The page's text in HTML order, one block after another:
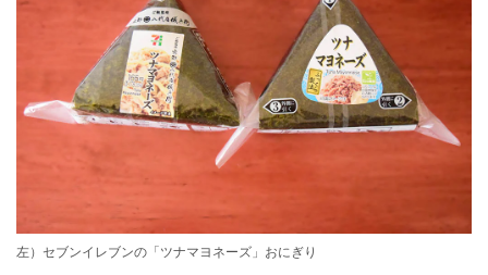
左）セブンイレブンの「ツナマヨネーズ」おにぎり